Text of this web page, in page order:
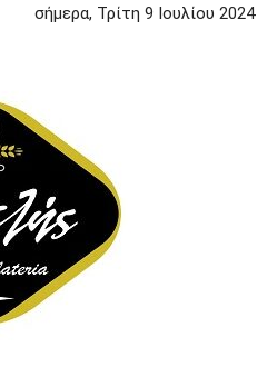
σήμερα, Τρίτη 9 Ιουλίου 2024